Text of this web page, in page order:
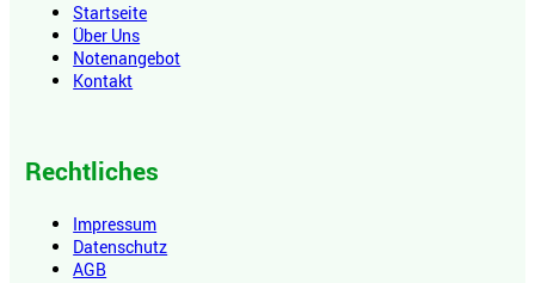
Startseite
Über Uns
Notenangebot
Kontakt
Rechtliches
Impressum
Datenschutz
AGB